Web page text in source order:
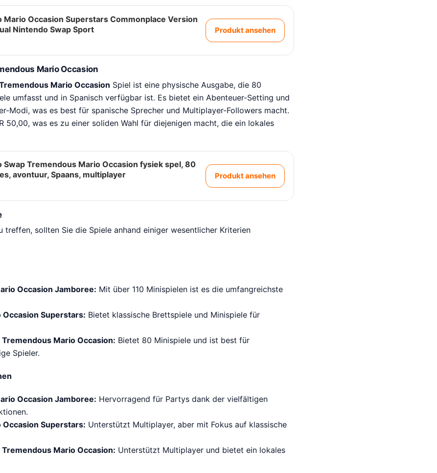
Mario Occasion Superstars Commonplace Version
Nintendo Swap Sport
Produkt ansehen
Mario Occasion
Mario Occasion Spiel ist eine physische Ausgabe, die 80
umfasst und in Spanisch verfügbar ist. Es bietet ein Abenteuer-Setting und
Modi, was es best für spanische Sprecher und Multiplayer-Followers macht.
50,00, was es zu einer soliden Wahl für diejenigen macht, die ein lokales
Swap Tremendous Mario Occasion fysiek spel, 80
avontuur, Spaans, multiplayer
Produkt ansehen
treffen, sollten Sie die Spiele anhand einiger wesentlicher Kriterien
Occasion Jamboree: Mit über 110 Minispielen ist es die umfangreichste
Superstars: Bietet klassische Brettspiele und Minispiele für
Mario Occasion: Bietet 80 Minispiele und ist best für
Spieler.
Occasion Jamboree: Hervorragend für Partys dank der vielfältigen
Superstars: Unterstützt Multiplayer, aber mit Fokus auf klassische
Mario Occasion: Unterstützt Multiplayer und bietet ein lokales